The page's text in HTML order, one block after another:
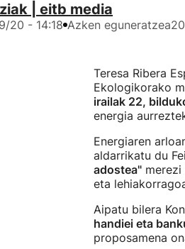
| eitb media
20 - 14:18 Azken eguneratzea
Teresa Ribera
Ekologikorako
irailak 22,
energia
Energiaren
aldarrikatu du
adostea"merezi
eta
Aipatu bilera
handiei eta
proposamena